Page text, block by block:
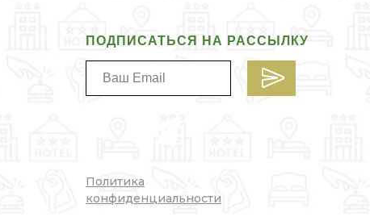
ПОДПИСАТЬСЯ НА РАССЫЛКУ
Политика
конфиденциальности